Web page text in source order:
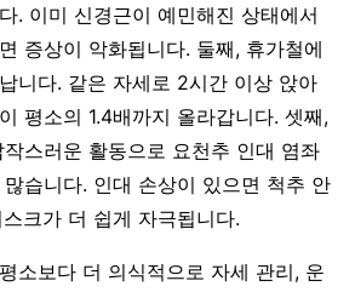
. 이미 신경근이 예민해진 상태에서
증상이 악화됩니다. 둘째, 휴가철에
니다. 같은 자세로 2시간 이상 앉아
평소의 1.4배까지 올라갑니다. 셋째,
스러운 활동으로 요천추 인대 염좌
습니다. 인대 손상이 있으면 척추 안
크가 더 쉽게 자극됩니다.
소보다 더 의식적으로 자세 관리, 운